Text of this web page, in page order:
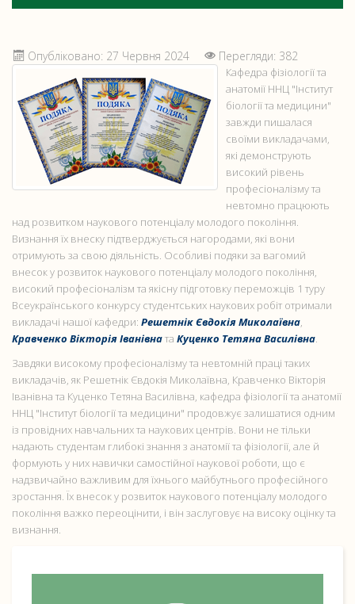
Опубліковано: 27 Червня 2024 Перегляди: 382
Кафедра фізіології та
анатомії ННЦ "Інститут
біології та медицини"
завжди пишалася
своїми викладачами,
які демонструють
високий рівень
професіоналізму та
невтомно працюють
над розвитком наукового потенціалу молодого покоління.
Визнання їх внеску підтверджується нагородами, які вони
отримують за свою діяльність. Особливі подяки за вагомий
внесок у розвиток наукового потенціалу молодого покоління,
високий професіоналізм та якісну підготовку переможців 1 туру
Всеукраїнського конкурсу студентських наукових робіт отримали
викладачі нашої кафедри: Решетнік Євдокія Миколаївна,
Кравченко Вікторія Іванівната Куценко Тетяна Василівна.
Завдяки високому професіоналізму та невтомній праці таких
викладачів, як Решетнік Євдокія Миколаївна, Кравченко Вікторія
Іванівна та Куценко Тетяна Василівна, кафедра фізіології та анатомії
ННЦ "Інститут біології та медицини" продовжує залишатися одним
із провідних навчальних та наукових центрів. Вони не тільки
надають студентам глибокі знання з анатомії та фізіології, але й
формують у них навички самостійної наукової роботи, що є
надзвичайно важливим для їхнього майбутнього професійного
зростання. Їх внесок у розвиток наукового потенціалу молодого
покоління важко переоцінити, і він заслуговує на високу оцінку та
визнання.